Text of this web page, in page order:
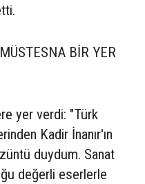
BİR YER
yer verdi: "Türk
Kadir İnanır'ın
duydum. Sanat
değerli eserlerle